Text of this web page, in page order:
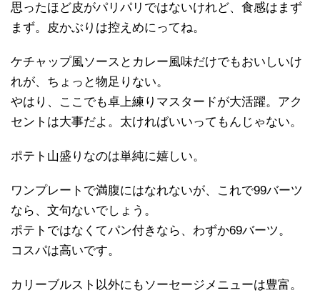
思ったほど皮がパリパリではないけれど、食感はまず
まず。皮かぶりは控えめにってね。
ケチャップ風ソースとカレー風味だけでもおいしいけ
れが、ちょっと物足りない。
やはり、ここでも卓上練りマスタードが大活躍。アク
セントは大事だよ。太ければいいってもんじゃない。
ポテト山盛りなのは単純に嬉しい。
ワンプレートで満腹にはなれないが、これで99バーツ
なら、文句ないでしょう。
ポテトではなくてパン付きなら、わずか69バーツ。
コスパは高いです。
カリーブルスト以外にもソーセージメニューは豊富。